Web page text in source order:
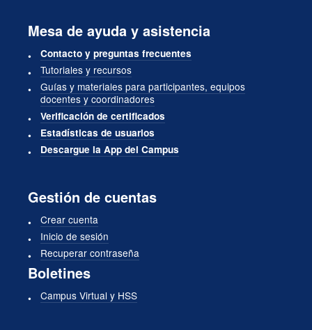
Mesa de ayuda y asistencia
Contacto y preguntas frecuentes
Tutoriales y recursos
Guías y materiales para participantes, equipos
docentes y coordinadores
Verificación de certificados
Estadísticas de usuarios
Descargue la App del Campus
Gestión de cuentas
Crear cuenta
Inicio de sesión
Recuperar contraseña
Boletines
Campus Virtual y HSS